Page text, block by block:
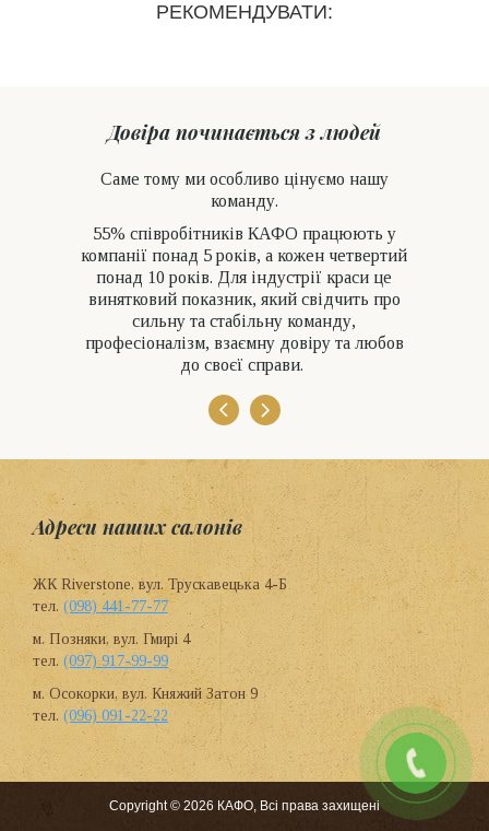
РЕКОМЕНДУВАТИ:
Довіра починається з людей
Саме тому ми особливо цінуємо нашу
команду.
55% співробітників КАФО працюють у
компанії понад 5 років, а кожен четвертий
понад 10 років. Для індустрії краси це
винятковий показник, який свідчить про
сильну та стабільну команду,
професіоналізм, взаємну довіру та любов
до своєї справи.
Адреси наших салонів
ЖК Riverstone, вул. Трускавецька 4-Б
тел. (098) 441-77-77
м. Позняки, вул. Гмирі 4
тел. (097) 917-99-99
м. Осокорки, вул. Княжий Затон 9
тел. (096) 091-22-22
Copyright © 2026 КАФО, Всі права захищені